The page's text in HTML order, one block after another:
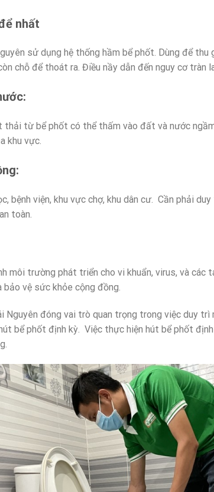
nhất
sử dụng hệ thống hầm bể phốt. Dùng để
chỗ để thoát ra. Điều nầy dẫn đến nguy cơ tràn
thải từ bể phốt có thể thấm vào đất và nước
khu vực.
bệnh viện, khu vực chợ, khu dân cư. Cần phải
toàn.
môi trường phát triển cho vi khuẩn, virus, và các
bảo vệ sức khỏe cộng đồng.
Nguyên đóng vai trò quan trọng trong việc duy
bể phốt định kỳ. Việc thực hiện hút bể phốt